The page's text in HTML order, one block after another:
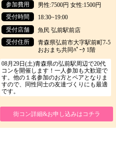
参加費用
男性:7500円 女性:1500円
受付時間
18:30~19:00
受付店舗
魚民 弘前駅前店
受付住所
青森県弘前市大字駅前町7-5
おおまち共同ﾊﾟｰｸ 1階
08月29日(土)青森県の弘前駅周辺で20代
コンを開催します！一人参加も大歓迎で
す。他の１名参加のお方とペアとなりま
すので、同性同士の友達づくりにも最適
です。
街コン詳細&お申し込みはコチラ